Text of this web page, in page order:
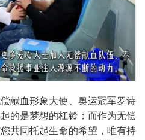
献血形象大使、奥运冠军罗诗
的是梦想的杠铃；而作为无偿
共同托起生命的希望，唯有持